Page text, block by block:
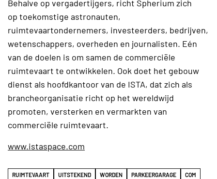
Behalve op vergadertijgers, richt Spherium zich
op toekomstige astronauten,
ruimtevaartondernemers, investeerders, bedrijven,
wetenschappers, overheden en journalisten. Eén
van de doelen is om samen de commerciële
ruimtevaart te ontwikkelen. Ook doet het gebouw
dienst als hoofdkantoor van de ISTA, dat zich als
brancheorganisatie richt op het wereldwijd
promoten, versterken en vermarkten van
commerciële ruimtevaart.
www.istaspace.com
RUIMTEVAART UITSTEKEND WORDEN PARKEERGARAGE
COM